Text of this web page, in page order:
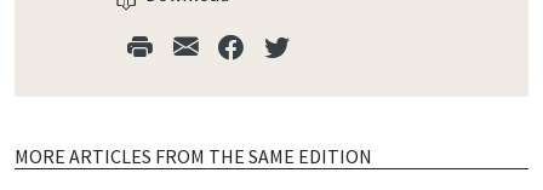
MORE ARTICLES FROM THE SAME EDITION